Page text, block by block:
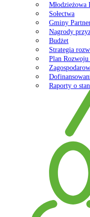
Młodzieżowa
Sołectwa
Gminy
Nagrody
Budżet
Strategia
Plan
Raporty o